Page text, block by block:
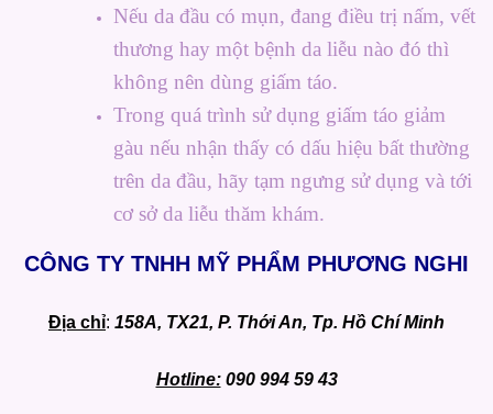
Nếu da đầu có mụn, đang điều trị nấm, vết
thương hay một bệnh da liễu nào đó thì
không nên dùng giấm táo.
Trong quá trình sử dụng giấm táo giảm
gàu nếu nhận thấy có dấu hiệu bất thường
trên da đầu, hãy tạm ngưng sử dụng và tới
cơ sở da liễu thăm khám.
CÔNG TY TNHH MỸ PHẨM PHƯƠNG NGHI
Địa chỉ: 158A, TX21, P. Thới An, Tp. Hồ Chí Minh
Hotline:090 994 59 43